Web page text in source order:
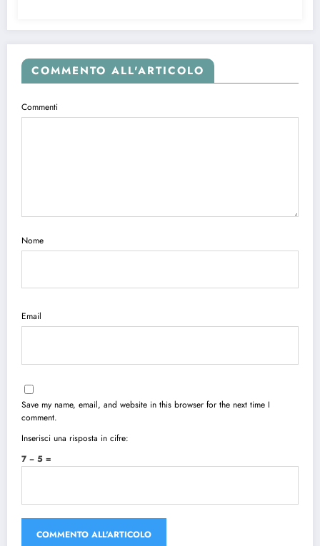
COMMENTO ALL'ARTICOLO
Commenti
Nome
Email
Save my name, email, and website in this browser for the next time I
comment.
Inserisci una risposta in cifre:
7 − 5 =